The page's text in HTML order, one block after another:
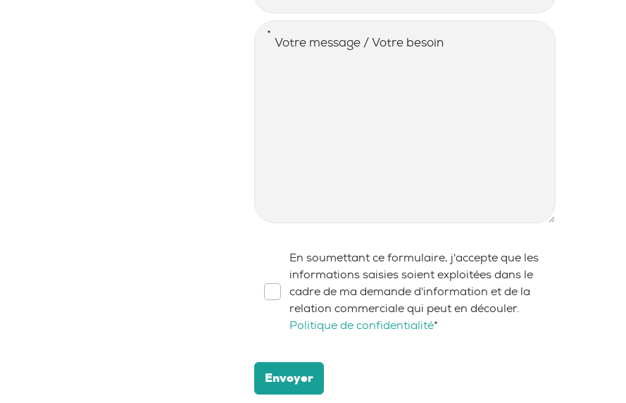
MESSAGE / BESOIN
*En soumettant ce formulaire, j'accepte que les
informations saisies soient exploitées dans le
cadre de ma demande d'information et de la
relation commerciale qui peut en découler.
Politique de confidentialité*
Envoyer